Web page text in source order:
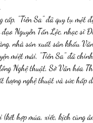
"Tiên Sa" đã quy tụ một
Nguyễn Tấn Lộc, nhạc sĩ
nhà sản xuất sân khấu
miệt mài, "Tiên Sa" đã
Nghệ thuật, Sở Văn hóa
nghệ thuật và sức hấp
hợp múa, xiếc, kịch cùng